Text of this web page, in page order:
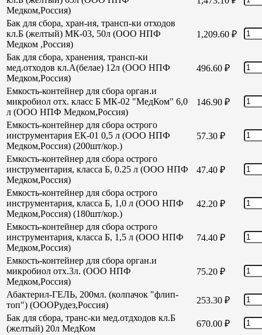
Медком,Россия)
Бак для сбора, хран-ия, трансп-ки отходов
кл.Б (желтый) МК-03, 50л (ООО НПФ
Медком ,Россия)
1,209.60 ₽
Бак для сбора, хранения, трансп-ки
мед.отходов кл.А(белае) 12л (ООО НПФ
Медком,Россия)
496.60 ₽
Емкость-контейнер для сбора орган.и
микробиол отх. класс Б МК-02 "МедКом" 6,0
л (ООО НПФ Медком,Россия)
146.90 ₽
Емкость-контейнер для сбора острого
инструментария ЕК-01 0,5 л (ООО НПФ
Медком,Россия) (200шт/кор.)
57.30 ₽
Емкость-контейнер для сбора острого
инструментария, класса Б, 0.25 л (ООО НПФ
Медком,Россия)
47.40 ₽
Емкость-контейнер для сбора острого
инструментария, класса Б, 1,0 л (ООО НПФ
Медком,Россия) (180шт/кор.)
42.20 ₽
Емкость-контейнер для сбора острого
инструментария, класса Б, 1,5 л (ООО НПФ
Медком,Россия)
74.40 ₽
Емкость-контейнер для сбора орган.и
микробиол отх.3л. (ООО НПФ
Медком,Россия)
75.20 ₽
Абактерил-ГЕЛЬ, 200мл. (колпачок "флип-
топ") (ОООРудез,Россия)
253.30 ₽
Бак для сбора, транс-ки мед.отдходов кл.Б
(желтый) 20л МедКом
670.00 ₽